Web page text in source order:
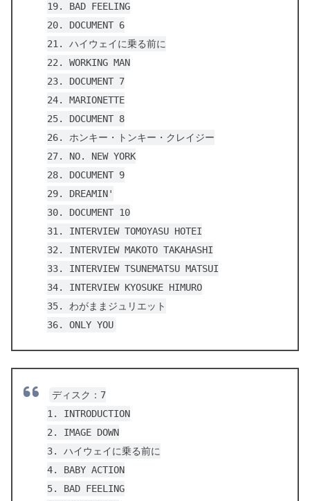
19. BAD FEELING
20. DOCUMENT 6
21. ハイウェイに乗る前に
22. WORKING MAN
23. DOCUMENT 7
24. MARIONETTE
25. DOCUMENT 8
26. ホンキー・トンキー・クレイジー
27. NO. NEW YORK
28. DOCUMENT 9
29. DREAMIN'
30. DOCUMENT 10
31. INTERVIEW TOMOYASU HOTEI
32. INTERVIEW MAKOTO TAKAHASHI
33. INTERVIEW TSUNEMATSU MATSUI
34. INTERVIEW KYOSUKE HIMURO
35. わがままジュリエット
36. ONLY YOU
ディスク：7
1. INTRODUCTION
2. IMAGE DOWN
3. ハイウェイに乗る前に
4. BABY ACTION
5. BAD FEELING